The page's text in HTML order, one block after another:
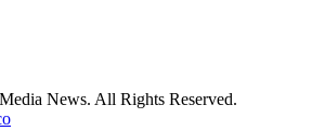
News. All Rights Reserved.